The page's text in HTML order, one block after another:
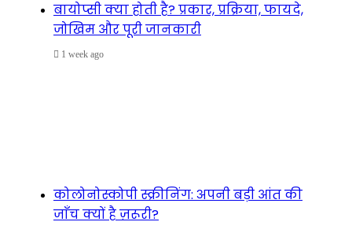
बायोप्सी क्या होती है? प्रकार, प्रक्रिया, फायदे,
जोखिम और पूरी जानकारी
1 week ago
कोलोनोस्कोपी स्क्रीनिंग: अपनी बड़ी आंत की
जाँच क्यों है ज़रूरी?